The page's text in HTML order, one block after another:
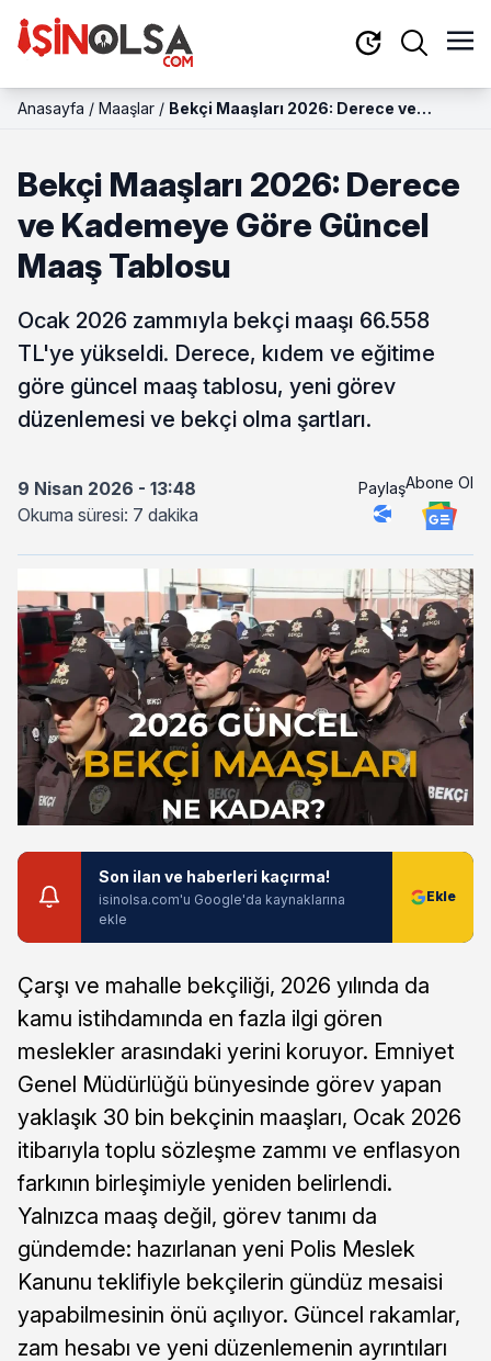
Anasayfa / Maaşlar / Bekçi Maaşları 2026: Derece ve
Bekçi Maaşları 2026: Derece
ve Kademeye Göre Güncel
Maaş Tablosu
Ocak 2026 zammıyla bekçi maaşı 66.558
TL'ye yükseldi. Derece, kıdem ve eğitime
göre güncel maaş tablosu, yeni görev
düzenlemesi ve bekçi olma şartları.
9 Nisan 2026 - 13:48
Okuma süresi: 7 dakika
PaylaşAbone Ol
Son ilan ve haberleri kaçırma!
isinolsa.com'u Google'da kaynaklarına
ekle
Çarşı ve mahalle bekçiliği, 2026 yılında da
kamu istihdamında en fazla ilgi gören
meslekler arasındaki yerini koruyor. Emniyet
Genel Müdürlüğü bünyesinde görev yapan
yaklaşık 30 bin bekçinin maaşları, Ocak 2026
itibarıyla toplu sözleşme zammı ve enflasyon
farkının birleşimiyle yeniden belirlendi.
Yalnızca maaş değil, görev tanımı da
gündemde: hazırlanan yeni Polis Meslek
Kanunu teklifiyle bekçilerin gündüz mesaisi
yapabilmesinin önü açılıyor. Güncel rakamlar,
zam hesabı ve yeni düzenlemenin ayrıntıları